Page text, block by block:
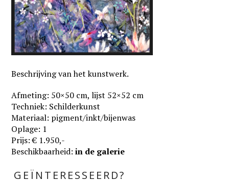
Beschrijving van het kunstwerk.
Afmeting: 50×50 cm, lijst 52×52 cm
Techniek: Schilderkunst
Materiaal: pigment/inkt/bijenwas
Oplage: 1
Prijs: € 1.950,-
Beschikbaarheid: in de galerie
GEÏNTERESSEERD?